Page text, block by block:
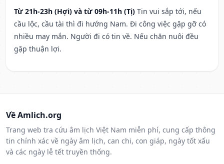
Từ 21h-23h (Hợi) và từ 09h-11h (Tị) Tin vui sắp tới, nếu
cầu lộc, cầu tài thì đi hướng Nam. Đi công việc gặp gỡ có
nhiều may mắn. Người đi có tin về. Nếu chăn nuôi đều
gặp thuận lợi.
Về Amlich.org
Trang web tra cứu âm lịch Việt Nam miễn phí, cung cấp thông
tin chính xác về ngày âm lịch, can chi, con giáp, ngày tốt xấu
và các ngày lễ tết truyền thống.